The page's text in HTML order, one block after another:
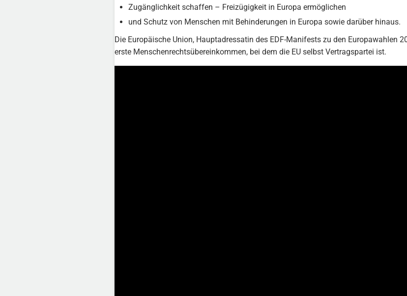
Zugänglichkeit schaffen – Freizügigkeit in Europa ermöglichen
und Schutz von Menschen mit Behinderungen in Europa sowie darüber hinaus.
Die Europäische Union, Hauptadressatin des EDF-Manifests zu den Europawahlen
erste Menschenrechtsübereinkommen, bei dem die EU selbst Vertragspartei ist.